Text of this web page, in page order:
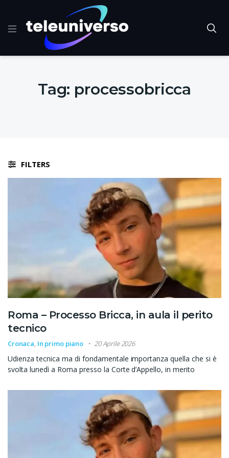
Tag: processobricca
FILTERS
Roma – Processo Bricca, in aula il perito
tecnico
Cronaca, In primo piano 20 Aprile 2026
Udienza tecnica ma di fondamentale importanza quella che si è
svolta lunedì a Roma presso la Corte d’Appello, in merito